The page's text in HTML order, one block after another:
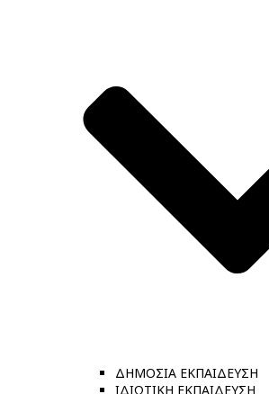
ΔΗΜΟΣΙΑ ΕΚΠΑΙΔΕΥΣΗ
ΙΔΙΩΤΙΚΗ ΕΚΠΑΙΔΕΥΣΗ